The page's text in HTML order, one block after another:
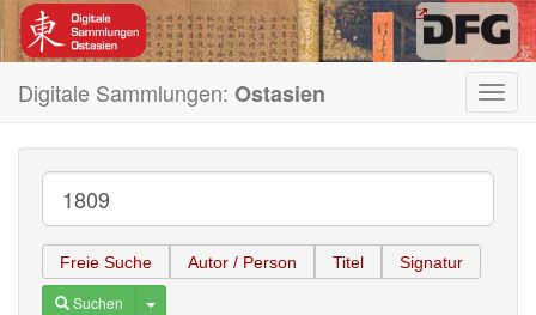
Digitale Sammlungen: Ostasien
Freie Suche Autor / Person Titel Signatur
Suchen Toggle Dropdown